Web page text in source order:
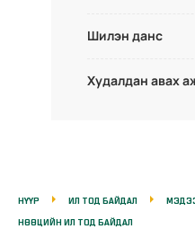
Шилэн данс
Худалдан авах
НҮҮР ИЛ ТОД БАЙДАЛ
НӨӨЦИЙН ИЛ ТОД БАЙДАЛ